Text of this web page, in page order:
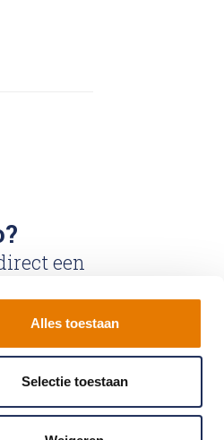
Alles toestaan
Selectie toestaan
een